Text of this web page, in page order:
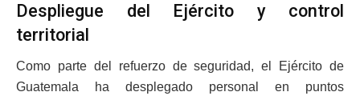
Despliegue del Ejército y control
territorial
Como parte del refuerzo de seguridad, el Ejército de
Guatemala ha desplegado personal en puntos